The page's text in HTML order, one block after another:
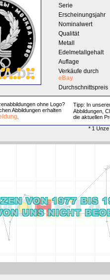
Serie
Erscheinungsjahr
Nominalwert
Qualität
Metall
Edelmetallgehalt
Auflage
Verkäufe durch
eBay
Durchschnittspreis
ohne Logo?
Abbildungen erhalten
.
Tipp: In
Abbildungen,
die aktuellen
* 1